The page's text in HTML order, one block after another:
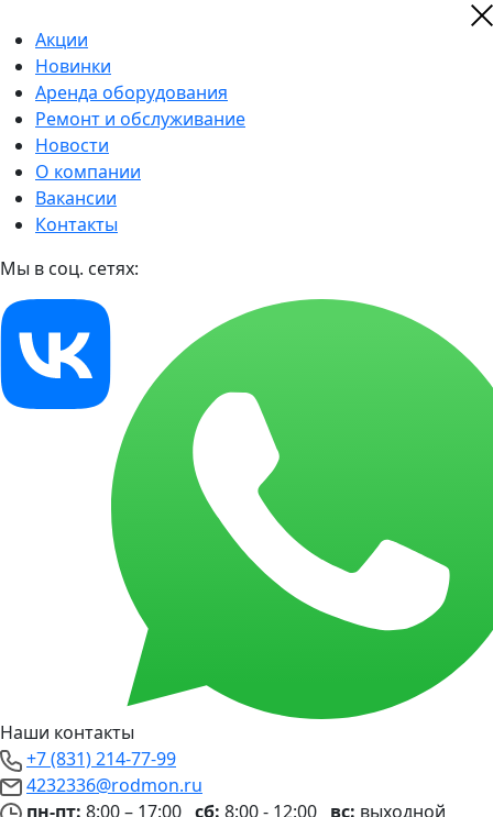
Акции
Новинки
Аренда оборудования
Ремонт и обслуживание
Новости
О компании
Вакансии
Контакты
Мы в соц. сетях:
Наши контакты
+7 (831) 214-77-99
4232336@rodmon.ru
пн-пт: 8:00 – 17:00 сб: 8:00 - 12:00 вс: выходной